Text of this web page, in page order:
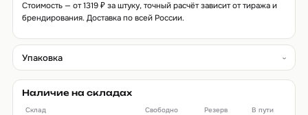
Стоимость — от 1319 ₽ за штуку, точный расчёт зависит от тиража и
брендирования. Доставка по всей России.
Упаковка
Наличие на складах
Склад Свободно Резерв В пути